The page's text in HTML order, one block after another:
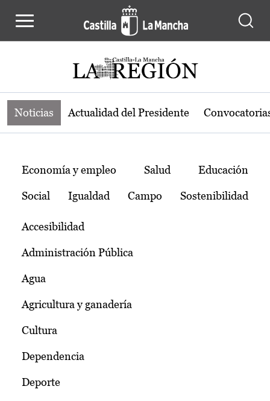
Noticias de la región de Castilla-La
Noticias Actualidad del Presidente
Temas
Economía y empleo Salud Educación
Social Igualdad Campo Sostenibilidad
Accesibilidad
Administración Pública
Agua
Agricultura y ganadería
Cultura
Dependencia
Deporte